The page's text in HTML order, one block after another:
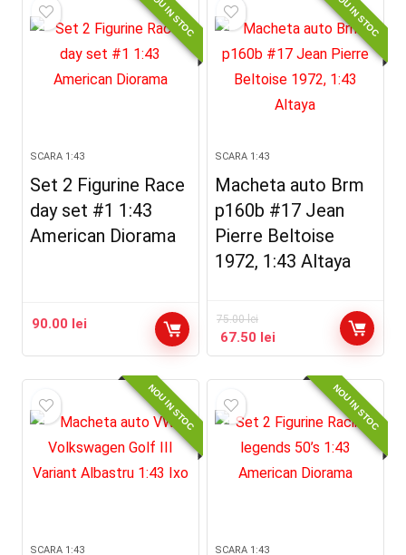
NOU IN STOC
SCARA 1:43
Set 2 Figurine Race
day set #1 1:43
American Diorama
90.00 lei
NOU IN STOC
SCARA 1:43
Macheta auto Brm
p160b #17 Jean
Pierre Beltoise
1972, 1:43 Altaya
75.00lei
67.50 lei
NOU IN STOC
SCARA 1:43
NOU IN STOC
SCARA 1:43